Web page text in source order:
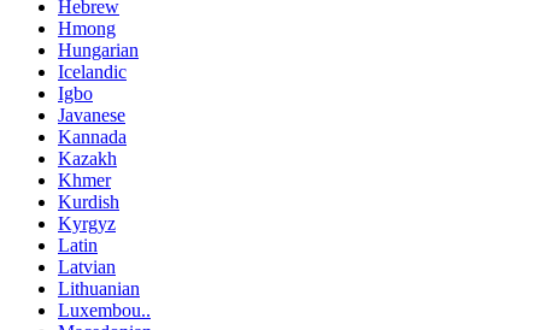
Hebrew
Hmong
Hungarian
Icelandic
Igbo
Javanese
Kannada
Kazakh
Khmer
Kurdish
Kyrgyz
Latin
Latvian
Lithuanian
Luxembou..